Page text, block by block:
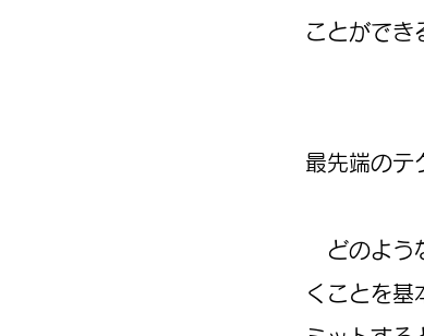
ことができ
最先端のテ
どのよう
くことを基